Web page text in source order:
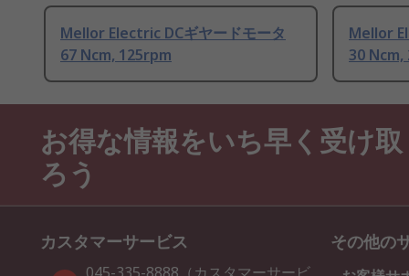
Mellor Electric DCギヤードモータ
67 Ncm, 125rpm
Mellor
30
お得な情報をいち早く受け取
ろう
カスタマーサービス その他の